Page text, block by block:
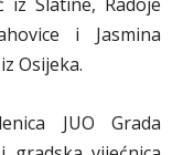
i Jasmina
Osijeka.
JUO Grada